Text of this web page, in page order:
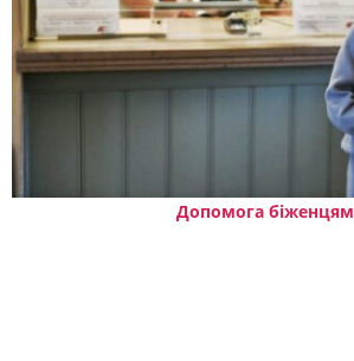
Допомога біженцям